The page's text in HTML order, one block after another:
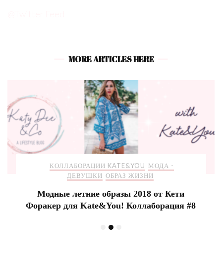
MORE ARTICLES HERE
КОЛЛАБОРАЦИИ KATE&YOU МОДА -
ДЕВУШКИ ОБРАЗ ЖИЗНИ
Модные летние образы 2018 от Кети
Форакер для Kate&You! Коллаборация #8